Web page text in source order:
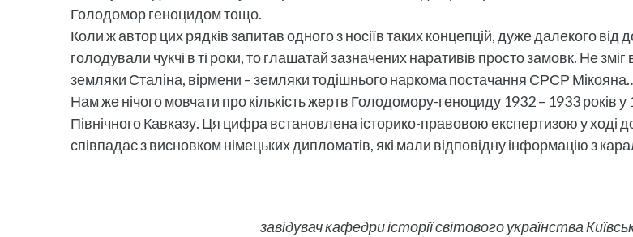
Голодомор геноцидом тощо.
Коли ж автор цих рядків запитав одного з носіїв таких концепцій, дуже далекого
голодували чукчі в ті роки, то глашатай зазначених наративів просто замовк. Не
земляки Сталіна, вірмени – земляки тодішнього наркома постачання СРСР
Нам же нічого мовчати про кількість жертв Голодомору-геноциду 1932 – 1933 років
Північного Кавказу. Ця цифра встановлена історико-правовою експертизою у ході
співпадає з висновком німецьких дипломатів, які мали відповідну інформацію з
завідувач кафедри історії світового українства